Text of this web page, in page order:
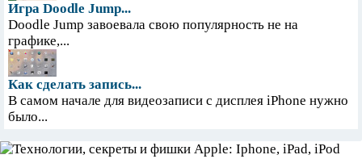
Игра Doodle Jump...
Doodle Jump завоевала свою популярность не на
графике,...
Как сделать запись...
В самом начале для видеозаписи с дисплея iPhone нужно
было...